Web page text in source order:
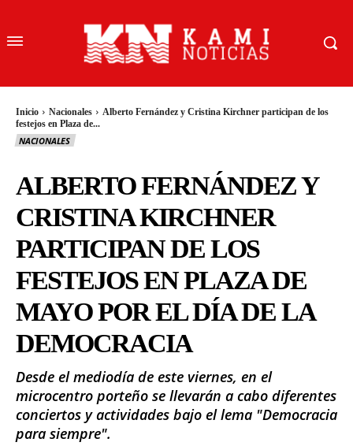
Inicio Nacionales
Alberto Fernández y Cristina Kirchner participan de los
festejos en Plaza de...
NACIONALES
ALBERTO FERNÁNDEZ Y
CRISTINA KIRCHNER
PARTICIPAN DE LOS
FESTEJOS EN PLAZA DE
MAYO POR EL DÍA DE LA
DEMOCRACIA
Desde el mediodía de este viernes, en el
microcentro porteño se llevarán a cabo diferentes
conciertos y actividades bajo el lema "Democracia
para siempre".